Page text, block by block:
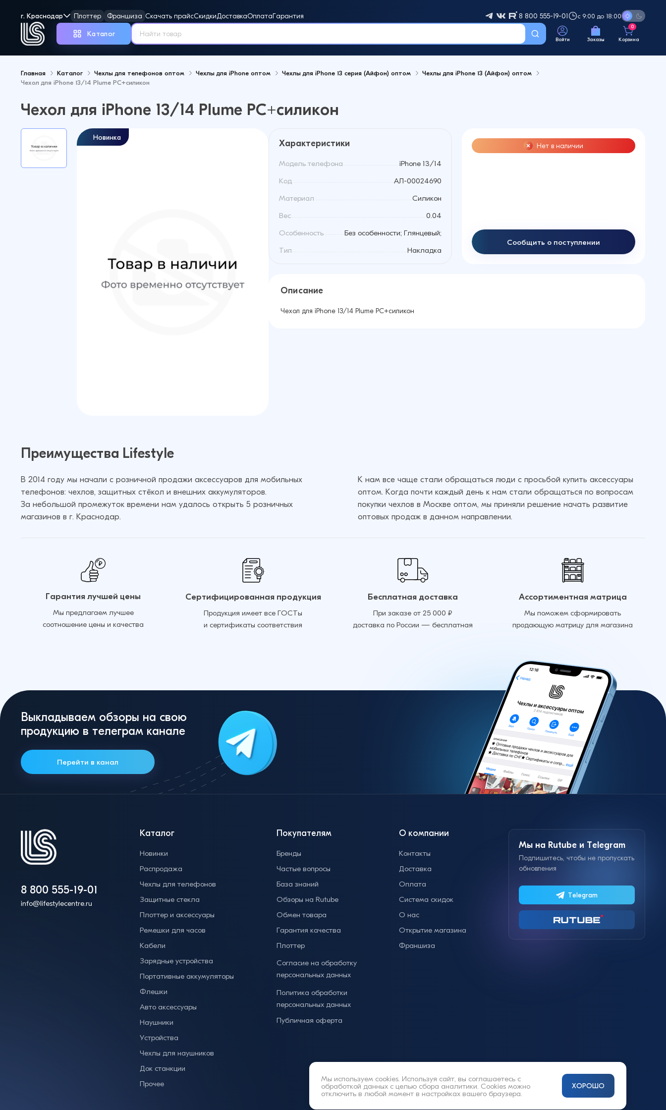
г. Краснодар Франшиза
Плоттер Скачать прайсСкидкиДоставкаОплатаГарантия 8 800 555-19-01 с 9:00 до 18:00
Каталог
Войти Заказы
0
Корзина
Главная Каталог Чехлы для телефонов оптом Чехлы для iPhone оптом Чехлы для iPhone 13 серия (Айфон) оптом
Чехлы для iPhone 13 (Айфон) оптом
Чехол для iPhone 13/14 Plume PC+силикон
Чехол для iPhone 13/14 Plume PC+силикон
Новинка
Характеристики
Модель телефона iPhone 13/14
Код АЛ-00024690
Материал Cиликон
Вес 0.04
Особенность Без особенности; Глянцевый;
Тип Накладка
Нет в наличии
Сообщить о поступлении
Описание
Чехол для iPhone 13/14 Plume PC+силикон
Преимущества Lifestyle
В 2014 году мы начали с розничной продажи аксессуаров для мобильных
телефонов: чехлов, защитных стёкол и внешних аккумуляторов.
За небольшой промежуток времени нам удалось открыть 5 розничных
магазинов в г. Краснодар.
К нам все чаще стали обращаться люди с просьбой купить аксессуары
оптом. Когда почти каждый день к нам стали обращаться по вопросам
покупки чехлов в Москве оптом, мы приняли решение начать развитие
оптовых продаж в данном направлении.
Гарантия лучшей цены
Мы предлагаем лучшее
соотношение цены и качества
Сертифицированная продукция
Продукция имеет все ГОСТы
и сертификаты соответствия
Бесплатная доставка
При заказе от 25 000 ₽
доставка по России — бесплатная
Ассортиментная матрица
Мы поможем сформировать
продающую матрицу для магазина
Выкладываем обзоры на свою
продукцию в телеграм канале
Перейти в канал
8 800 555-19-01
info@lifestylecentre.ru
Каталог
Новинки
Распродажа
Чехлы для телефонов
Защитные стекла
Плоттер и аксессуары
Ремешки для часов
Кабели
Зарядные устройства
Портативные аккумуляторы
Флешки
Авто аксессуары
Наушники
Устройства
Чехлы для наушников
Док станкции
Прочее
Покупателям
Бренды
Частые вопросы
База знаний
Обзоры на Rutube
Обмен товара
Гарантия качества
Плоттер
Согласие на обработку
персональных данных
Политика обработки
персональных данных
Публичная оферта
О компании
Контакты
Доставка
Оплата
Система скидок
О нас
Открытие магазина
Франшиза
Мы на Rutube и Telegram
Подпишитесь, чтобы не пропускать
обновления
Telegram
Мы используем cookies. Используя сайт, вы соглашаетесь с
обработкой данных с целью сбора аналитики. Cookies можно
отключить в любой момент в настройках вашего браузера.
ХОРОШО